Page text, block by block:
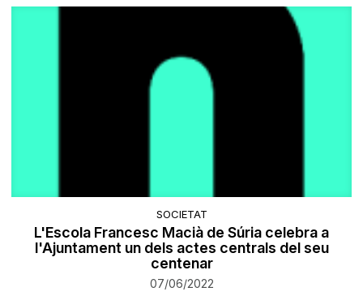
SOCIETAT
L'Escola Francesc Macià de Súria celebra a
l'Ajuntament un dels actes centrals del seu
centenar
07/06/2022